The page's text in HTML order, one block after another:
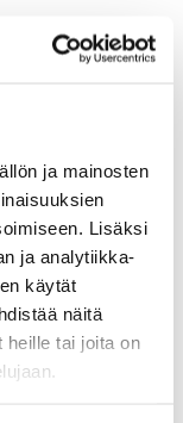
ja mainosten
Lisäksi
ja analytiikka-
käytät
näitä
heille tai joita on
kisat
(shamble+
27.4.
kisa, jossa
joka
tasoituksen
talvehtinut